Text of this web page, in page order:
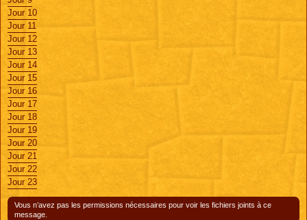
Jour 10
Jour 11
Jour 12
Jour 13
Jour 14
Jour 15
Jour 16
Jour 17
Jour 18
Jour 19
Jour 20
Jour 21
Jour 22
Jour 23
Vous n’avez pas les permissions nécessaires pour voir les fichiers joints à ce
message.